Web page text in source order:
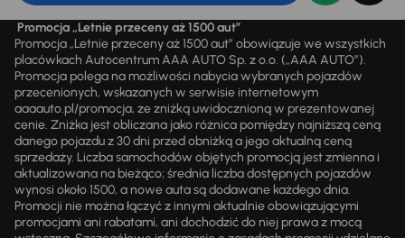
Promocja „Letnie przeceny aż 1500 aut”
Promocja „Letnie przeceny aż 1500 aut” obowiązuje we wszystkich
placówkach Autocentrum AAA AUTO Sp. z o.o. („AAA AUTO”).
Promocja polega na możliwości nabycia wybranych pojazdów
przecenionych, wskazanych w serwisie internetowym
aaaauto.pl/promocja, ze zniżką uwidocznioną w prezentowanej
cenie. Zniżka jest obliczana jako różnica pomiędzy najniższą ceną
danego pojazdu z 30 dni przed obniżką a jego aktualną ceną
sprzedaży. Liczba samochodów objętych promocją jest zmienna i
aktualizowana na bieżąco; średnia liczba dostępnych pojazdów
wynosi około 1500, a nowe auta są dodawane każdego dnia.
Promocji nie można łączyć z innymi aktualnie obowiązującymi
promocjami ani rabatami, ani dochodzić do niej prawa z mocą